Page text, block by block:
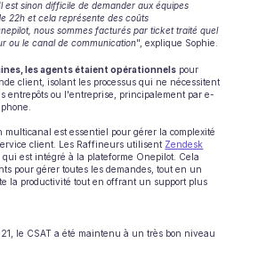
est sinon difficile de demander aux équipes
22h et cela représente des coûts
nous sommes facturés par ticket traité quel
ou le canal de communication", explique Sophie.
les agents étaient opérationnels pour
client, isolant les processus qui ne nécessitent
entrepôts ou l'entreprise, principalement par e-
est essentiel pour gérer la complexité
client. Les Raffineurs utilisent Zendesk
est intégré à la plateforme Onepilot. Cela
pour gérer toutes les demandes, tout en un
la productivité tout en offrant un support plus
le CSAT a été maintenu à un très bon niveau